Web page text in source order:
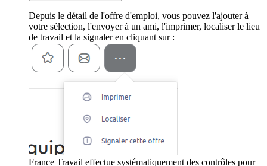
Depuis le détail de l'offre d'emploi, vous pouvez l'ajouter à
votre sélection, l'envoyer à un ami, l'imprimer, localiser le lieu
de travail et la signaler en cliquant sur :
France Travail effectue systématiquement des contrôles pour